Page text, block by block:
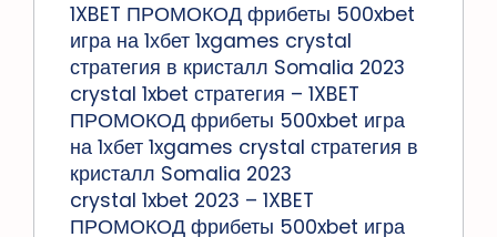
1XBET ПРОМОКОД фрибеты 500xbet
игра на 1хбет 1xgames crystal
стратегия в кристалл Somalia 2023
crystal 1xbet стратегия – 1XBET
ПРОМОКОД фрибеты 500xbet игра
на 1хбет 1xgames crystal стратегия в
кристалл Somalia 2023
crystal 1xbet 2023 – 1XBET
ПРОМОКОД фрибеты 500xbet игра